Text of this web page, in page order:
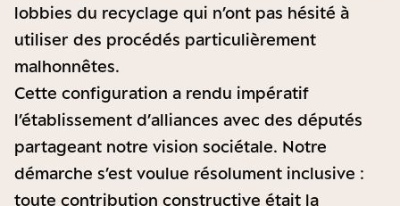
lobbies du recyclage qui n’ont pas hésité à
utiliser des procédés particulièrement
malhonnêtes.
Cette configuration a rendu impératif
l’établissement d’alliances avec des députés
partageant notre vision sociétale. Notre
démarche s’est voulue résolument inclusive :
toute contribution constructive était la